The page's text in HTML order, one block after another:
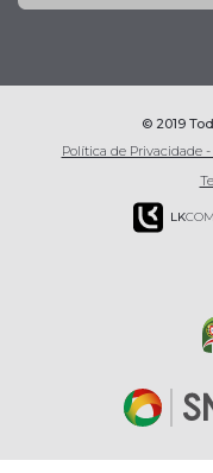
© 2019
Política de Privacidade
LK